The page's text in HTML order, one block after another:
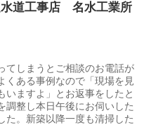
水道工事店 名水工業所
てしまうとご相談のお電話が
くある事例なので「現場を見
いますよ」とお返事をしたと
調整し本日午後にお伺いした
た。新築以降一度も清掃した